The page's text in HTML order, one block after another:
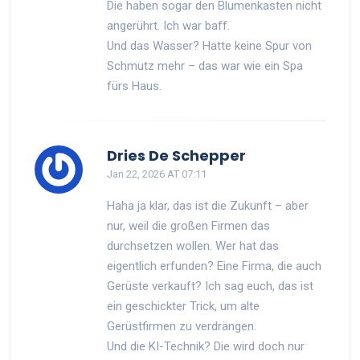
Die haben sogar den Blumenkasten nicht
angerührt. Ich war baff.
Und das Wasser? Hatte keine Spur von
Schmutz mehr – das war wie ein Spa
fürs Haus.
Dries De Schepper
Jan 22, 2026 AT 07:11
Haha ja klar, das ist die Zukunft – aber
nur, weil die großen Firmen das
durchsetzen wollen. Wer hat das
eigentlich erfunden? Eine Firma, die auch
Gerüste verkauft? Ich sag euch, das ist
ein geschickter Trick, um alte
Gerüstfirmen zu verdrängen.
Und die KI-Technik? Die wird doch nur